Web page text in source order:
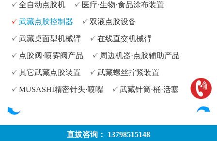
全自动点胶机 医疗·生物·食品涂布装置
武藏点胶控制器 双液点胶设备
武藏桌面型机械臂 在线直交机械臂
点胶阀·喷雾阀产品 周边机器·点胶辅助产品
其它武藏点胶装置 武藏螺丝拧紧装置
MUSASHI精密针头·喷嘴 武藏针筒·桶·活塞
直拔咨询： 13798515148